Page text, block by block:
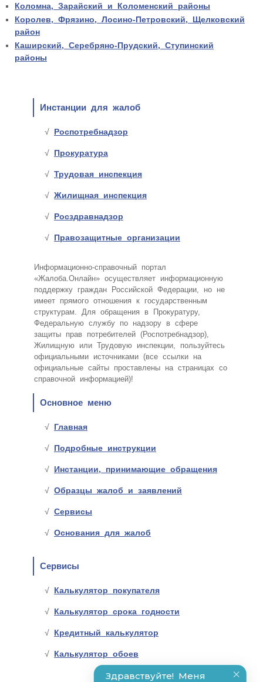
Коломна, Зарайский и Коломенский районы
Королев, Фрязино, Лосино-Петровский, Щелковский
район
Каширский, Серебряно-Прудский, Ступинский
районы
Инстанции для жалоб
Роспотребнадзор
Прокуратура
Трудовая инспекция
Жилищная инспекция
Росздравнадзор
Правозащитные организации
Информационно-справочный портал
«Жалоба.Онлайн» осуществляет информационную
поддержку граждан Российской Федерации, но не
имеет прямого отношения к государственным
структурам. Для обращения в Прокуратуру,
Федеральную службу по надзору в сфере
защиты прав потребителей (Роспотребнадзор),
Жилищную или Трудовую инспекции, пользуйтесь
официальными источниками (все ссылки на
официальные сайты проставлены на страницах со
справочной информацией)!
Основное меню
Главная
Подробные инструкции
Инстанции, принимающие обращения
Образцы жалоб и заявлений
Сервисы
Основания для жалоб
Сервисы
Калькулятор покупателя
Калькулятор срока годности
Кредитный калькулятор
Калькулятор обоев